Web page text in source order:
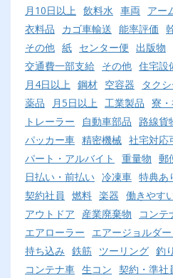
月10日以上 飲料水 車両 アー
衣料品
カゴ車輸送 能率評価
その他 紙 センター便 出版物
交通費一部支給
その他 住宅設
月4日以上 鋼材 空容器 タク
薬品
月5日以上 工業製品 寮
トレーラー
自動車部品 路線貨
パッカー車 精密機械 社宅対応
パート・アルバイト
重量物 郵
日払い・前払い 冷凍車 特典あ
契約社員
燃料 楽器 働きやす
アウトドア
産業廃棄物 コンテ
エアローラー
エアージョルダ
持ち込み 鉄筋 ツーリング 釣り
コンテナ車 生コン 契約・準社